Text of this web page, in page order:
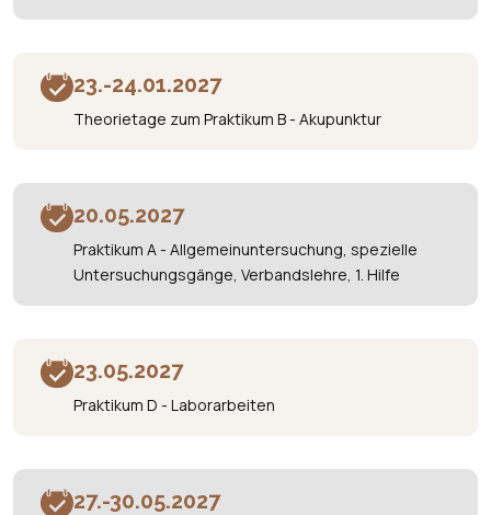
23.-24.01.2027
Theorietage zum Praktikum B - Akupunktur
20.05.2027
Praktikum A - Allgemeinuntersuchung, spezielle
Untersuchungsgänge, Verbandslehre, 1. Hilfe
23.05.2027
Praktikum D - Laborarbeiten
27.-30.05.2027